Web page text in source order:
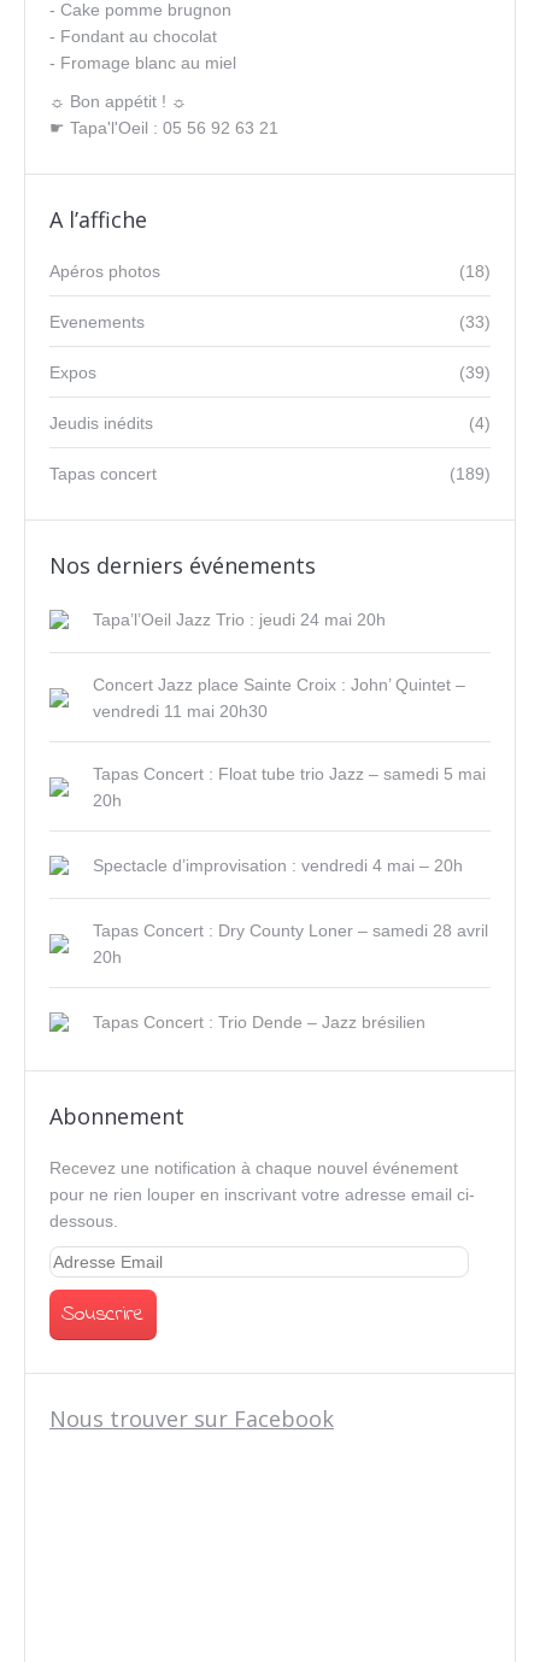
- Cake pomme brugnon
- Fondant au chocolat
- Fromage blanc au miel
☼ Bon appétit ! ☼
☛ Tapa'l'Oeil : 05 56 92 63 21
A l’affiche
(18)
Apéros photos
(33)
Evenements
(39)
Expos
(4)
Jeudis inédits
(189)
Tapas concert
Nos derniers événements
Tapa’l’Oeil Jazz Trio : jeudi 24 mai 20h
Concert Jazz place Sainte Croix : John’ Quintet –
vendredi 11 mai 20h30
Tapas Concert : Float tube trio Jazz – samedi 5 mai
20h
Spectacle d’improvisation : vendredi 4 mai – 20h
Tapas Concert : Dry County Loner – samedi 28 avril
20h
Tapas Concert : Trio Dende – Jazz brésilien
Abonnement
Recevez une notification à chaque nouvel événement
pour ne rien louper en inscrivant votre adresse email ci-
dessous.
Nous trouver sur Facebook